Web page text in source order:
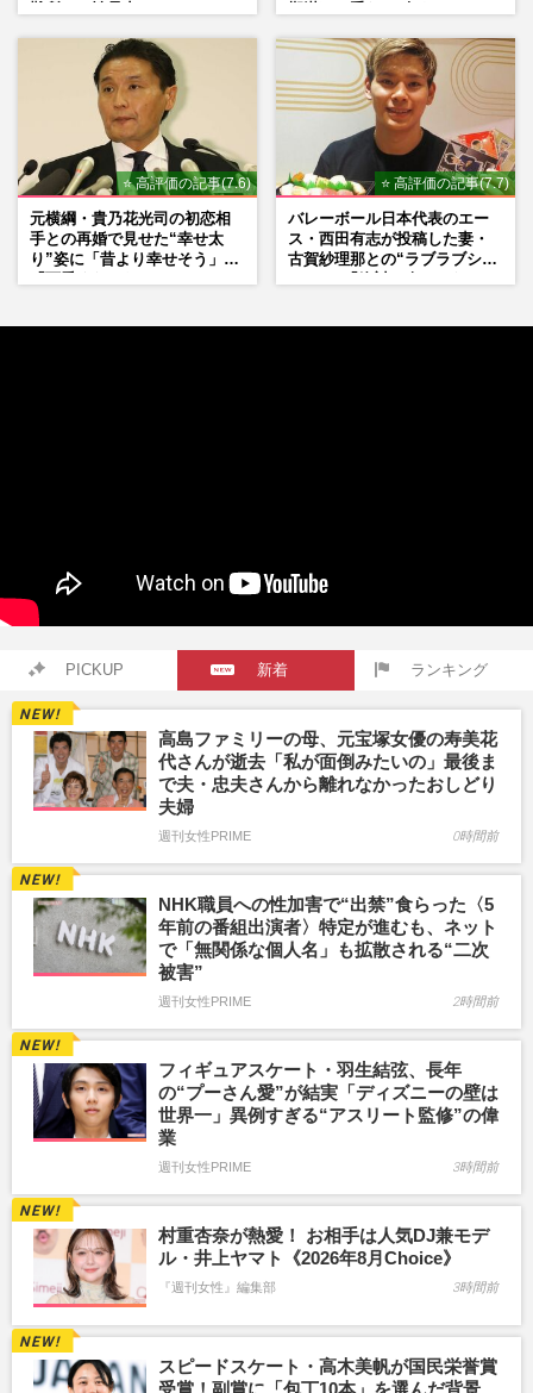
⭐ 高評価の記事(7.6)
元横綱・貴乃花光司の初恋相
手との再婚で見せた“幸せ太
り”姿に「昔より幸せそう」
⭐ 高評価の記事(7.7)
バレーボール日本代表のエー
ス・西田有志が投稿した妻・
古賀紗理那との“ラブラブショ
PICKUP 新着 ランキング
高島ファミリーの母、元宝塚女優の寿美花
代さんが逝去「私が面倒みたいの」最後ま
で夫・忠夫さんから離れなかったおしどり
夫婦
週刊女性PRIME 0時間前
NHK職員への性加害で“出禁”食らった〈5
年前の番組出演者〉特定が進むも、ネット
で「無関係な個人名」も拡散される“二次
被害”
週刊女性PRIME 2時間前
フィギュアスケート・羽生結弦、長年
の“プーさん愛”が結実「ディズニーの壁は
世界一」異例すぎる“アスリート監修”の偉
業
週刊女性PRIME 3時間前
村重杏奈が熱愛！ お相手は人気DJ兼モデ
ル・井上ヤマト《2026年8月Choice》
『週刊女性』編集部 3時間前
スピードスケート・高木美帆が国民栄誉賞